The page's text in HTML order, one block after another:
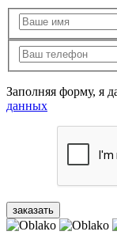
Заполняя форму, я
данных